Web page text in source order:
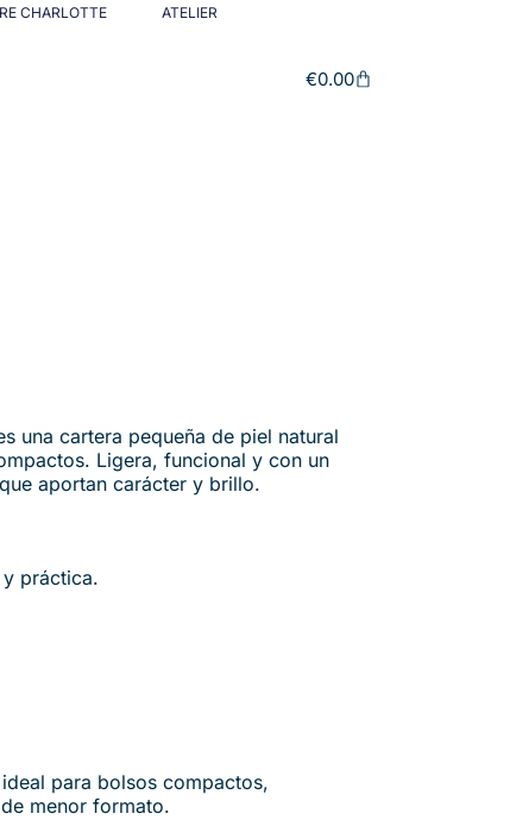
CHARLOTTE
ATELIER
€0.00
una cartera pequeña de piel natural
Ligera, funcional y con un
aportan carácter y brillo.
y práctica.
para bolsos compactos,
menor formato.